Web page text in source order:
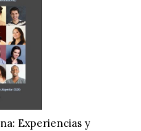
Experiencias y